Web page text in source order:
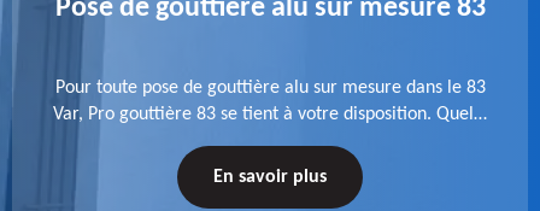
Pose de gouttière alu sur mesure 83
Pour toute pose de gouttière alu sur mesure dans le 83
Var, Pro gouttière 83 se tient à votre disposition. Quelle
nous confiance.
En savoir plus